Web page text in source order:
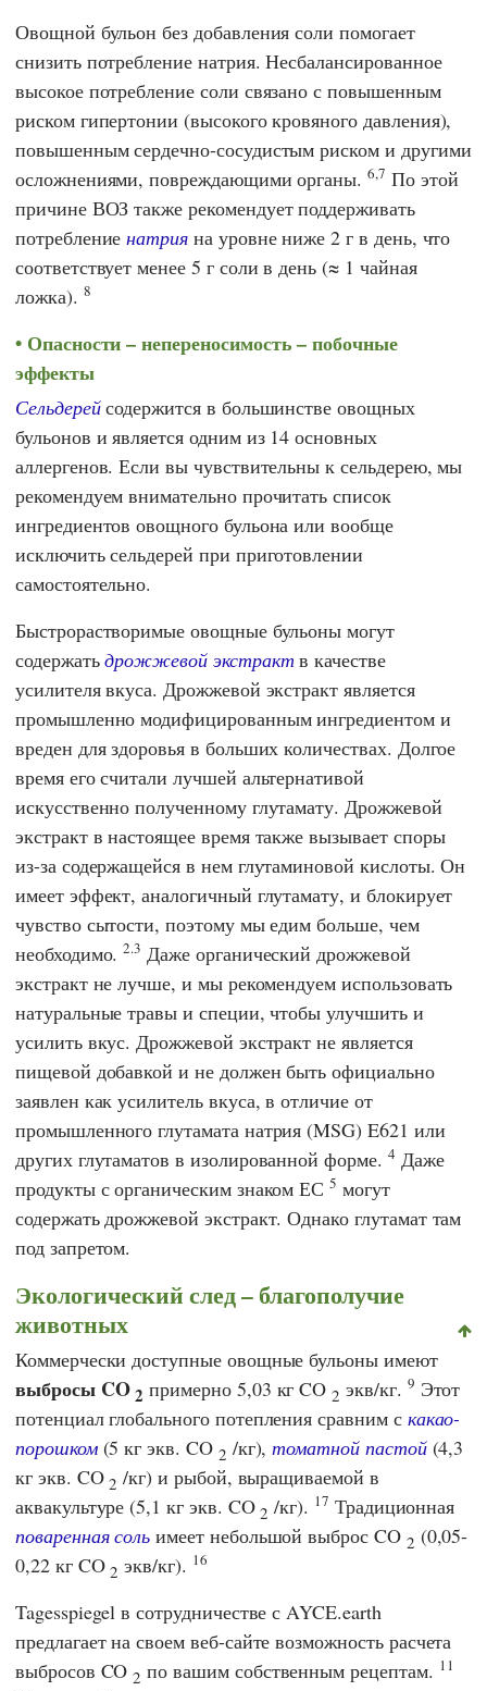
Овощной бульон без добавления соли помогает
снизить потребление натрия. Несбалансированное
высокое потребление соли связано с повышенным
риском гипертонии (высокого кровяного давления),
повышенным сердечно-сосудистым риском и другими
осложнениями, повреждающими органы.6,7 По этой
причине ВОЗ также рекомендует поддерживать
потреблениенатрия на уровне ниже 2 г в день, что
соответствует менее 5 г соли в день (≈ 1 чайная
ложка). 8
Опасности – непереносимость – побочные
эффекты
Сельдерейсодержится в большинстве овощных
бульонов и является одним из 14 основных
аллергенов. Если вы чувствительны к сельдерею, мы
рекомендуем внимательно прочитать список
ингредиентов овощного бульона или вообще
исключить сельдерей при приготовлении
самостоятельно.
Быстрорастворимые овощные бульоны могут
содержатьдрожжевой экстракт в качестве
усилителя вкуса. Дрожжевой экстракт является
промышленно модифицированным ингредиентом и
вреден для здоровья в больших количествах. Долгое
время его считали лучшей альтернативой
искусственно полученному глутамату. Дрожжевой
экстракт в настоящее время также вызывает споры
из-за содержащейся в нем глутаминовой кислоты. Он
имеет эффект, аналогичный глутамату, и блокирует
чувство сытости, поэтому мы едим больше, чем
необходимо.2.3 Даже органический дрожжевой
экстракт не лучше, и мы рекомендуем использовать
натуральные травы и специи, чтобы улучшить и
усилить вкус. Дрожжевой экстракт не является
пищевой добавкой и не должен быть официально
заявлен как усилитель вкуса, в отличие от
промышленного глутамата натрия (MSG) E621 или
других глутаматов в изолированной форме. 4 Даже
продукты сорганическим знаком ЕС 5 могут
содержать дрожжевой экстракт. Однако глутамат там
под запретом.
Экологический след – благополучие
животных
Коммерчески доступные овощные бульоны имеют
выбросы CO2 примерно 5,03 кг CO2 экв/кг. 9 Этот
потенциал глобального потепления сравним с какао-
порошком(5 кг экв. CO 2 /кг), томатной пастой(4,3
кг экв. CO2 /кг) и рыбой, выращиваемой в
аквакультуре (5,1 кг экв. CO2 /кг). 17 Традиционная
поваренная соль имеет небольшой выброс CO 2 (0,05-
0,22 кг CO2 экв/кг). 16
Tagesspiegel в сотрудничестве с AYCE.earth
предлагает на своем веб-сайте возможность расчета
выбросов CO2 по вашим собственным рецептам. 11